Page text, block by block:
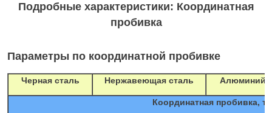
Подробные характеристики: Координатная
пробивка
Параметры по координатной пробивке
Черная сталь Нержавеющая сталь Алюминий
Координатная пробивка,